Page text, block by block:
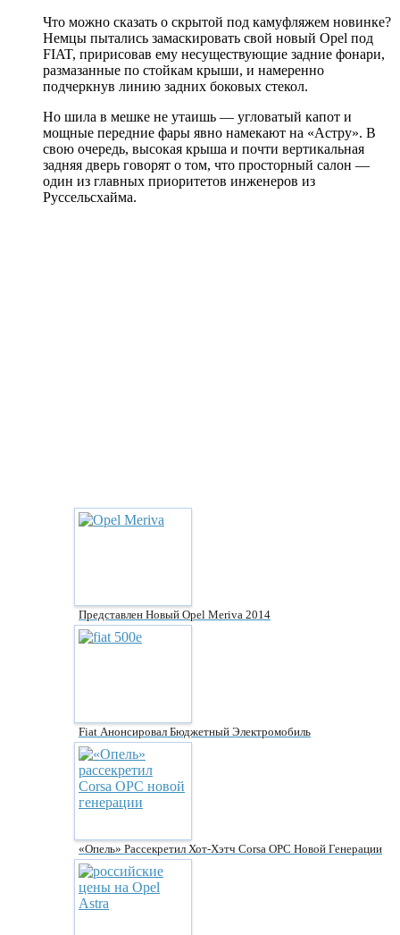
Что можно сказать о скрытой под камуфляжем новинке?
Немцы пытались замаскировать свой новый Opel под
FIAT, пририсовав ему несуществующие задние фонари,
размазанные по стойкам крыши, и намеренно
подчеркнув линию задних боковых стекол.
Но шила в мешке не утаишь — угловатый капот и
мощные передние фары явно намекают на «Астру». В
свою очередь, высокая крыша и почти вертикальная
задняя дверь говорят о том, что просторный салон —
один из главных приоритетов инженеров из
Руссельсхайма.
Представлен Новый Opel Meriva 2014
Fiat Анонсировал Бюджетный Электромобиль
«Опель» Рассекретил Хот-Хэтч Corsa OPC Новой Генерации